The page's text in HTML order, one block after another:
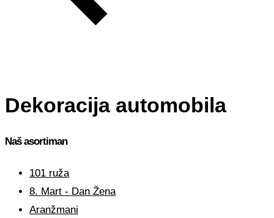
Dekoracija automobila
Naš asortiman
101 ruža
8. Mart - Dan Žena
Aranžmani